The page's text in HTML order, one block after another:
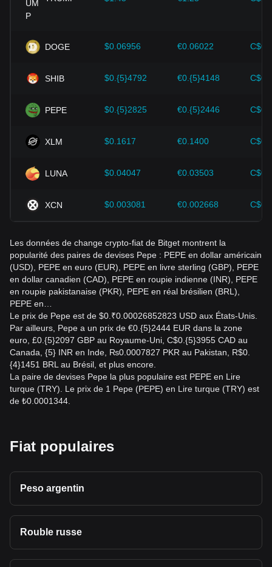
Progrès technologique :
améliorations apportées à l'écosystème des
croissance de la valeur des cryptomonnaies telles que le
Les investisseurs doivent comprendre cette dynamique pour
en compte ces facteurs, les investisseurs devraient
Pepe et adapter leurs stratégies d'investissement en
fonction de l'évolution du marché.
DOGE $0.06956 €0.06022
SHIB $0.{5}4792 €0.{5}4148
PEPE $0.{5}2825 €0.{5}2446
XLM $0.1617 €0.1400
LUNA $0.04047 €0.03503
XCN $0.003081 €0.002668
Les données de change crypto-fiat de Bitget montrent la
popularité des paires de devises Pepe : PEPE en dollar américain
(USD), PEPE en euro (EUR), PEPE en livre sterling (GBP), PEPE
en dollar canadien (CAD), PEPE en roupie indienne (INR), PEPE
en roupie pakistanaise (PKR), PEPE en réal brésilien (BRL),
PEPE en…
Le prix de Pepe est de $0.₹0.00026852823 USD aux États-Unis.
Par ailleurs, Pepe a un prix de €0.{5}2444 EUR dans la zone
euro, £0.{5}2097 GBP au Royaume-Uni, C$0.{5}3955 CAD au
Canada, {5} INR en Inde, ₨0.0007827 PKR au Pakistan, R$0.
{4}1451 BRL au Brésil, et plus encore.
La paire de devises Pepe la plus populaire est PEPE en Lire
turque (TRY). Le prix de 1 Pepe (PEPE) en Lire turque (TRY) est
de ₺0.0001344.
Fiat populaires
Peso argentin
Rouble russe